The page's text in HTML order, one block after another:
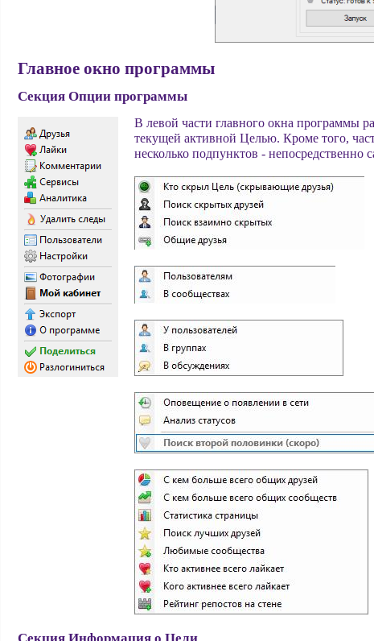
Главное окно программы
Секция Опции программы
В левой части главного окна программы
текущей активной Целью. Кроме того,
несколько подпунктов -